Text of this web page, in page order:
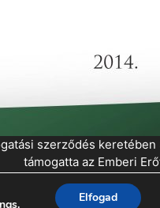
szerződés
támogatta az Emberi
. Elfogad